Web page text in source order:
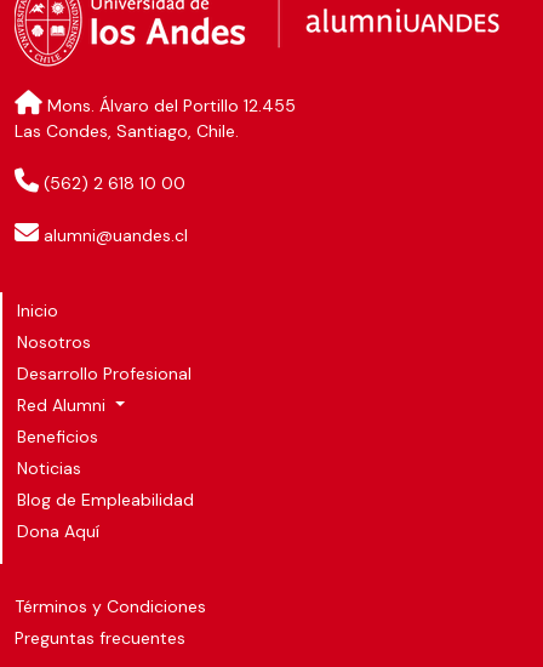
Mons. Álvaro del Portillo 12.455
Las Condes, Santiago, Chile.
(562) 2 618 10 00
alumni@uandes.cl
Inicio
Nosotros
Desarrollo Profesional
Red Alumni
Beneficios
Noticias
Blog de Empleabilidad
Dona Aquí
Términos y Condiciones
Preguntas frecuentes